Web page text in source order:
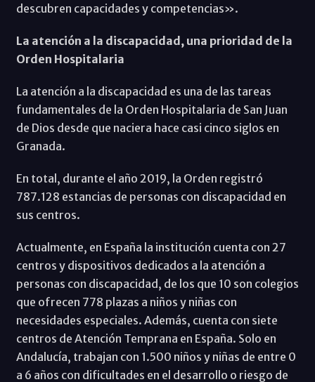
descubren capacidades y competencias».
La atención a la discapacidad, una prioridad de la
Orden Hospitalaria
La atención a la discapacidad es una de las tareas
fundamentales de la Orden Hospitalaria de San Juan
de Dios desde que naciera hace casi cinco siglos en
Granada.
En total, durante el año 2019, la Orden registró
787.128 estancias de personas con discapacidad en
sus centros.
Actualmente, en España la institución cuenta con 27
centros y dispositivos dedicados a la atención a
personas con discapacidad, de los que 10 son colegios
que ofrecen 778 plazas a niños y niñas con
necesidades especiales. Además, cuenta con siete
centros de Atención Temprana en España. Solo en
Andalucía, trabajan con 1.500 niños y niñas de entre 0
a 6 años con dificultades en el desarrollo o riesgo de